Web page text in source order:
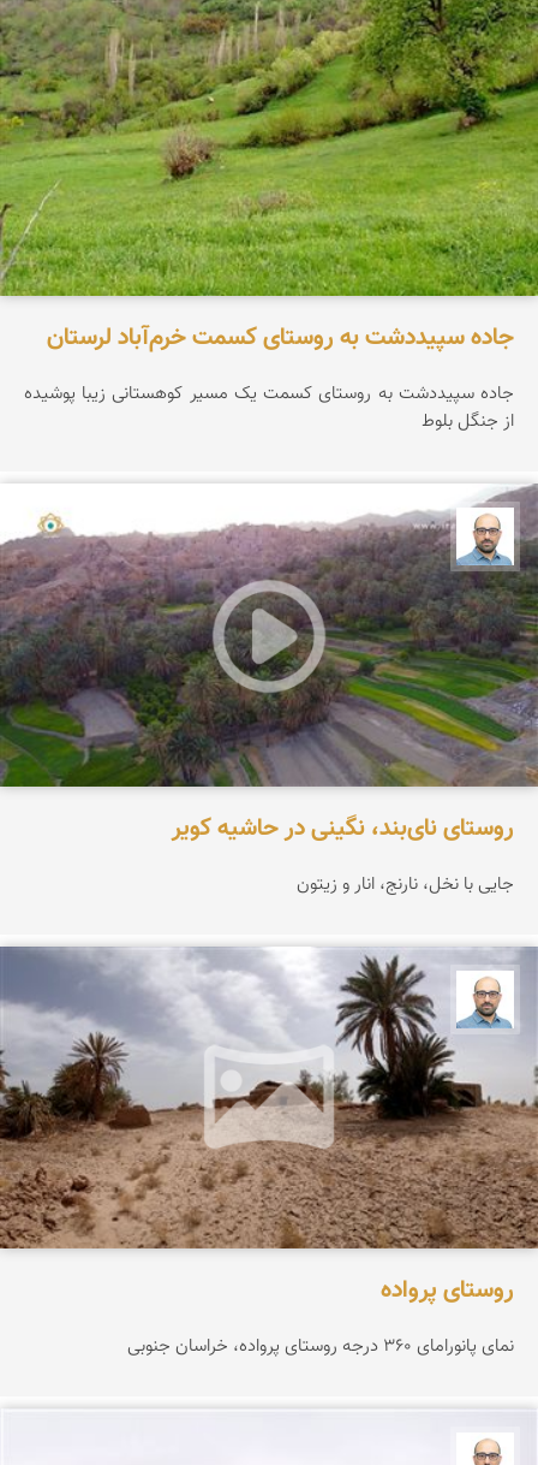
جاده سپیددشت به روستای کسمت خرم‌آباد لرستان
جاده سپیددشت به روستای کسمت یک مسیر کوهستانی زیبا پوشیده
از جنگل بلوط
بابک ارجمندی
روستای نای‌بند، نگینی در حاشیه کویر
جایی با نخل، نارنج، انار و زیتون
بابک ارجمندی
روستای پرواده
نمای پانورامای ۳۶۰ درجه روستای پرواده، خراسان جنوبی